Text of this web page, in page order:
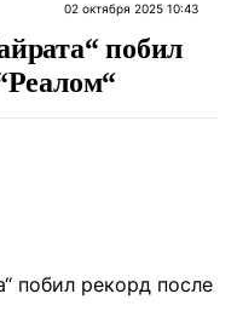
02 октября 2025 10:43
побил